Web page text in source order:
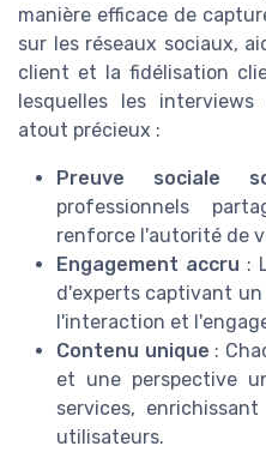
manière efficace de
sur les réseaux sociaux,
client et la fidélisation
lesquelles les
atout précieux :
Preuve sociale
professionnels
renforce l'autorité de
Engagement accru :
d'experts captivant
l'interaction et
Contenu unique :
et une perspective
services,
utilisateurs.